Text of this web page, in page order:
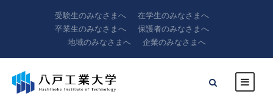
受験生のみなさまへ
在学生のみなさまへ
卒業生のみなさまへ
保護者のみなさまへ
地域のみなさまへ
企業のみなさまへ